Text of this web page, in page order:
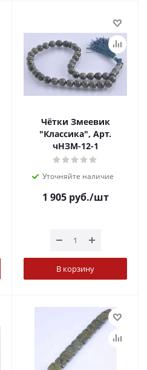
Чётки Змеевик
"Классика", Арт.
чНЗМ-12-1
Уточняйте наличие
1 905руб./шт
В корзину